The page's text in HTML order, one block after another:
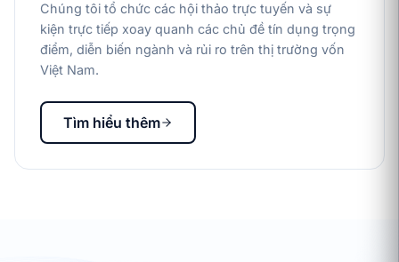
Chúng tôi tổ chức các hội thảo trực tuyến và sự
kiện trực tiếp xoay quanh các chủ đề tín dụng trọng
điểm, diễn biến ngành và rủi ro trên thị trường vốn
Việt Nam.
Tìm hiểu thêm